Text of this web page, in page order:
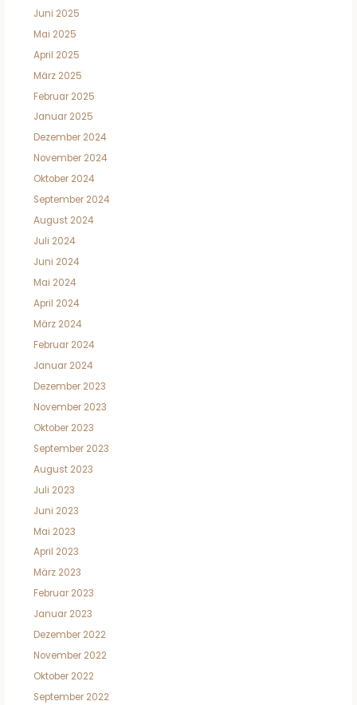
Juni 2025
Mai 2025
April 2025
März 2025
Februar 2025
Januar 2025
Dezember 2024
November 2024
Oktober 2024
September 2024
August 2024
Juli 2024
Juni 2024
Mai 2024
April 2024
März 2024
Februar 2024
Januar 2024
Dezember 2023
November 2023
Oktober 2023
September 2023
August 2023
Juli 2023
Juni 2023
Mai 2023
April 2023
März 2023
Februar 2023
Januar 2023
Dezember 2022
November 2022
Oktober 2022
September 2022